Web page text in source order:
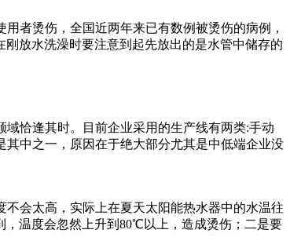
者烫伤，全国近两年来已有数例被烫伤的病例，
放水洗澡时要注意到起先放出的是水管中储存的
恰逢其时。目前企业采用的生产线有两类:手动
中之一，原因在于绝大部分尤其是中低端企业没
会太高，实际上在夏天太阳能热水器中的水温往
温度会忽然上升到80℃以上，造成烫伤；二是要